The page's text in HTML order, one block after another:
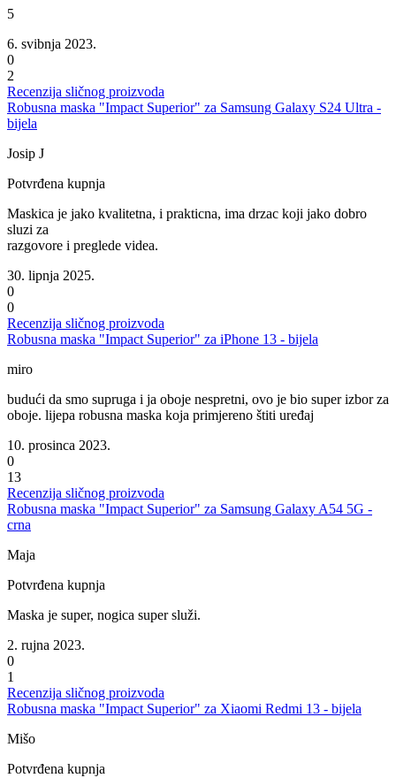
5
6. svibnja 2023.
0
2
Recenzija sličnog proizvoda
Robusna maska "Impact Superior" za Samsung Galaxy S24 Ultra -
bijela
Josip J
Potvrđena kupnja
Maskica je jako kvalitetna, i prakticna, ima drzac koji jako dobro
sluzi za
razgovore i preglede videa.
30. lipnja 2025.
0
0
Recenzija sličnog proizvoda
Robusna maska "Impact Superior" za iPhone 13 - bijela
miro
budući da smo supruga i ja oboje nespretni, ovo je bio super izbor za
oboje. lijepa robusna maska koja primjereno štiti uređaj
10. prosinca 2023.
0
13
Recenzija sličnog proizvoda
Robusna maska "Impact Superior" za Samsung Galaxy A54 5G -
crna
Maja
Potvrđena kupnja
Maska je super, nogica super služi.
2. rujna 2023.
0
1
Recenzija sličnog proizvoda
Robusna maska "Impact Superior" za Xiaomi Redmi 13 - bijela
Mišo
Potvrđena kupnja